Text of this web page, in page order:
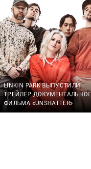
LINKIN PARK ВЫПУСТИЛИ
ТРЕЙЛЕР
ФИЛЬМА «UNSHATTER»